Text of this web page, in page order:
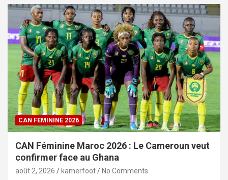
CAN FEMININE 2026
CAN Féminine Maroc 2026 : Le Cameroun veut
confirmer face au Ghana
août 2, 2026 kamerfoot No Comments